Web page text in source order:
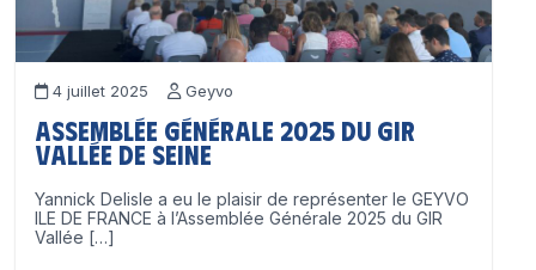
4 juillet 2025 Geyvo
Assemblée Générale 2025 du GIR
Vallée de Seine
Yannick Delisle a eu le plaisir de représenter le GEYVO
ILE DE FRANCE à l’Assemblée Générale 2025 du GIR
Vallée […]